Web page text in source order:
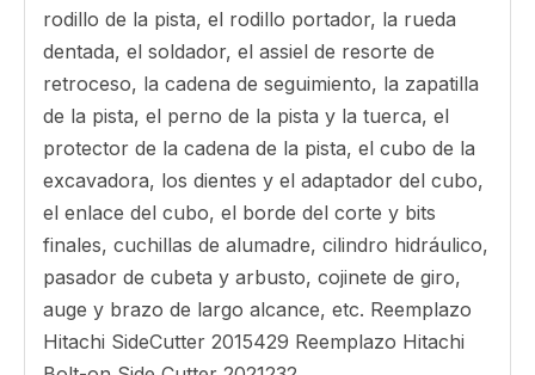
rodillo de la pista, el rodillo portador, la rueda
dentada, el soldador, el assiel de resorte de
retroceso, la cadena de seguimiento, la zapatilla
de la pista, el perno de la pista y la tuerca, el
protector de la cadena de la pista, el cubo de la
excavadora, los dientes y el adaptador del cubo,
el enlace del cubo, el borde del corte y bits
finales, cuchillas de alumadre, cilindro hidráulico,
pasador de cubeta y arbusto, cojinete de giro,
auge y brazo de largo alcance, etc. Reemplazo
Hitachi SideCutter 2015429 Reemplazo Hitachi